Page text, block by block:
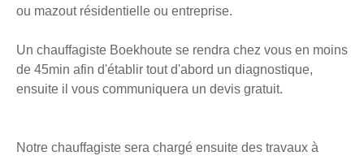
ou mazout résidentielle ou entreprise.
Un chauffagiste Boekhoute se rendra chez vous en moins
de 45min afin d'établir tout d'abord un diagnostique,
ensuite il vous communiquera un devis gratuit.
Notre chauffagiste sera chargé ensuite des travaux à